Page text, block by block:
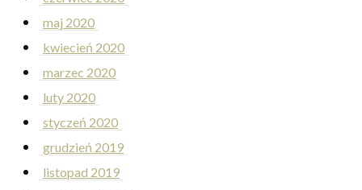
maj 2020
kwiecień 2020
marzec 2020
luty 2020
styczeń 2020
grudzień 2019
listopad 2019